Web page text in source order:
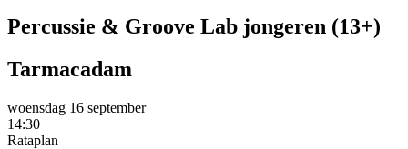
Percussie & Groove Lab jongeren (13+)
Tarmacadam
woensdag 16 september
14:30
Rataplan